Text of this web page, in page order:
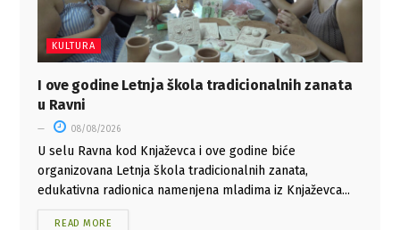
KULTURA
I ove godine Letnja škola tradicionalnih zanata
u Ravni
08/08/2026
U selu Ravna kod Knjaževca i ove godine biće
organizovana Letnja škola tradicionalnih zanata,
edukativna radionica namenjena mladima iz Knjaževca...
READ MORE